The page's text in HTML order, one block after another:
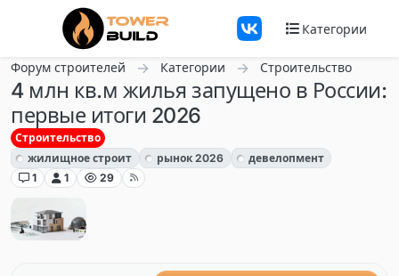
Перейти к содержанию
Категории
Форум строителей Категории Строительство
4 млн кв.м жилья запущено в России:
первые итоги 2026
Строительство
жилищное строит
рынок 2026
девелопмент
1
1 29